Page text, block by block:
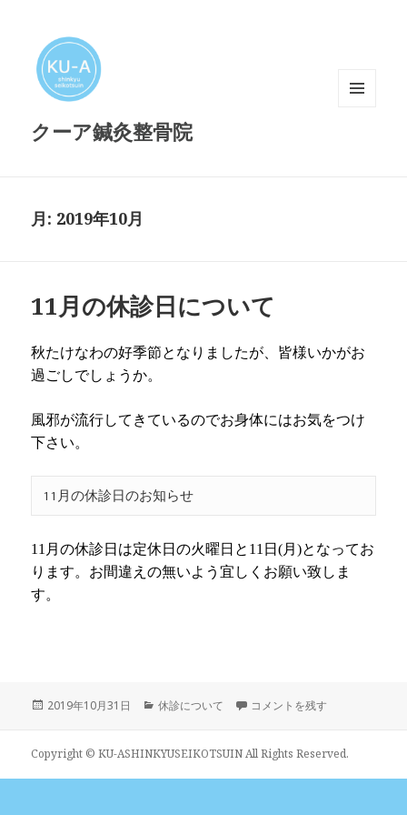
クーア鍼灸整骨院
月: 2019年10月
11月の休診日について
秋たけなわの好季節となりましたが、皆様いかがお
過ごしでしょうか。
風邪が流行してきているのでお身体にはお気をつけ
下さい。
11月の休診日のお知らせ
11 月の休診日は定休日の火曜日と 11 日(月)となってお
ります。お間違えの無いよう宜しくお願い致しま
す。
投
2019年10月31日
カ
リ
休診について 11月の休診日について に
コメントを残す
Copyright © KU-ASHINKYUSEIKOTSUIN All Rights Reserved.